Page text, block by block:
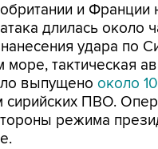
и Франции
длилась около
удара по
тактическая
выпущено около
сирийских ПВО.
режима